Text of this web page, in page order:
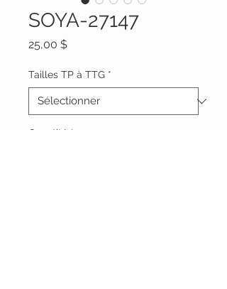
SOYA-27147
25,00 $Prix
Tailles TP à TTG *
Quantité *